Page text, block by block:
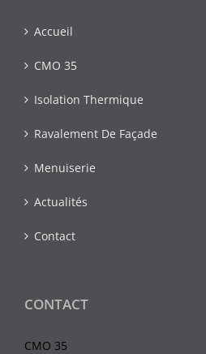
Accueil
CMO 35
Isolation Thermique
Ravalement De Façade
Menuiserie
Actualités
Contact
CONTACT
CMO 35